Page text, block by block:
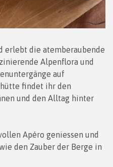
erlebt die atemberaubende
Alpenflora und
auf
findet ihr den
und den Alltag hinter
Apéro geniessen und
den Zauber der Berge in